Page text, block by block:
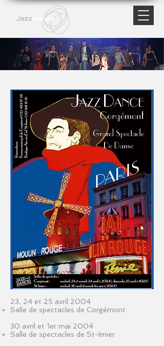
Souvenirs 2004
23, 24 et 25 avril 2004
Salle de spectacles de Corgémont
30 avril et 1er mai 2004
Salle de spectacles de St-Imier